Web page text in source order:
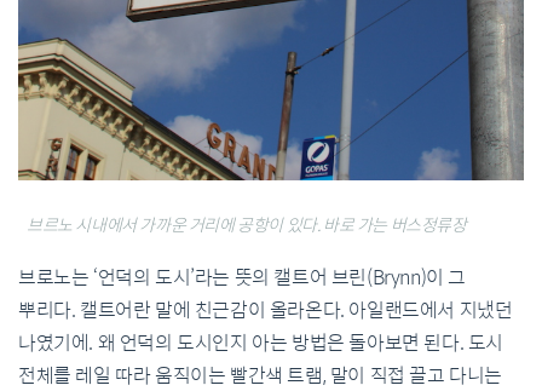
브르노 시내에서 가까운 거리에 공항이 있다. 바로 가는 버스정류장
브로노는 ‘언덕의 도시’라는 뜻의 캘트어 브린(Brynn)이 그
뿌리다. 캘트어란 말에 친근감이 올라온다. 아일랜드에서 지냈던
나였기에. 왜 언덕의 도시인지 아는 방법은 돌아보면 된다. 도시
전체를 레일 따라 움직이는 빨간색 트램, 말이 직접 끌고 다니는